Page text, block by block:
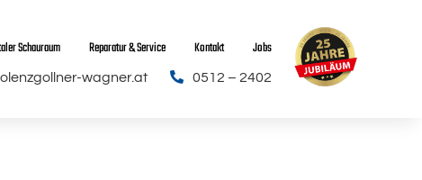
Schauraum Reparatur & Service Kontakt Jobs
wagner.at  0512 – 2402